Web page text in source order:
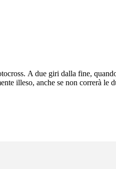
A due giri dalla fine,
illeso, anche se non correrà